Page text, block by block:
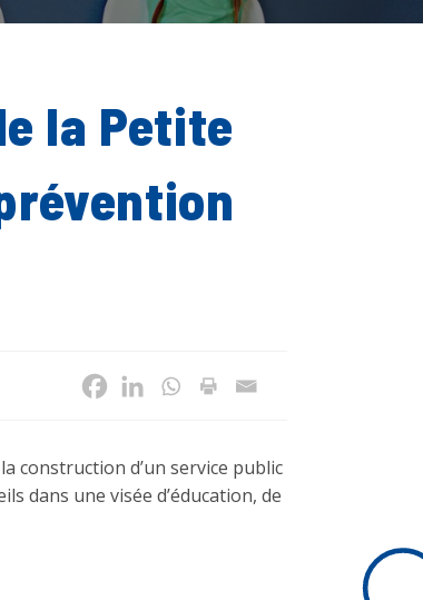
la Petite
construction d’un service public
dans une visée d’éducation, de